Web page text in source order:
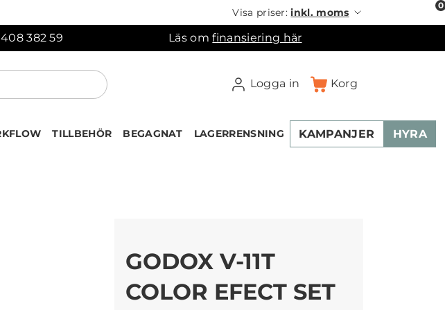
Visa priser:inkl. moms
382 59 Läs omfinansiering här
Logga in Korg
0
TILLBEHÖR BEGAGNAT LAGERRENSNING KAMPANJER HYRA
GODOX V-11T
COLOR EFECT SET